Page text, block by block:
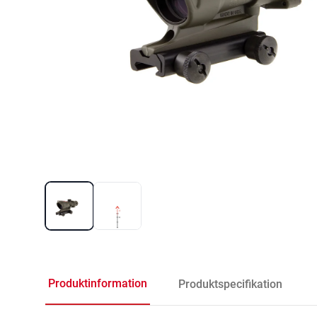
Produktinformation Produktspecifikation